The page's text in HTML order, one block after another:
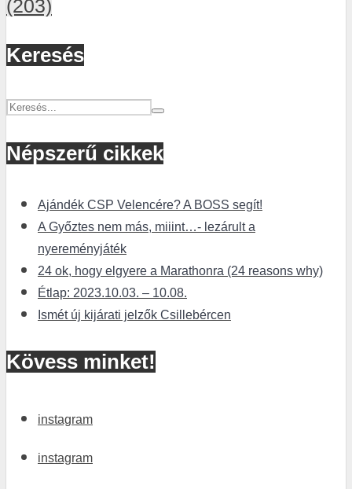
(203)
Keresés
Népszerű cikkek
Ajándék CSP Velencére? A BOSS segít!
A Győztes nem más, miiint…- lezárult a
nyereményjáték
24 ok, hogy elgyere a Marathonra (24 reasons why)
Étlap: 2023.10.03. – 10.08.
Ismét új kijárati jelzők Csillebércen
Kövess minket!
instagram
instagram